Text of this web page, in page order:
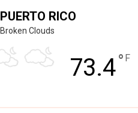
PUERTO RICO
Broken Clouds
73.4° F